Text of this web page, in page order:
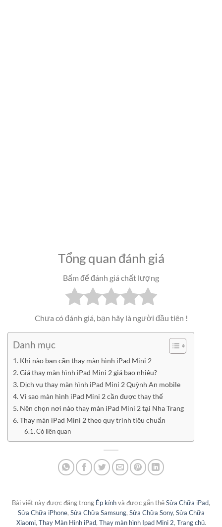
Tổng quan đánh giá
Bấm để đánh giá chất lượng
Chưa có đánh giá, bạn hãy là người đầu tiên !
Danh mục
Khi nào bạn cần thay màn hình iPad Mini 2
Giá thay màn hình iPad Mini 2 giá bao nhiêu?
Dịch vụ thay màn hình iPad Mini 2 Quỳnh An mobile
Vì sao màn hình iPad Mini 2 cần được thay thế
Nên chọn nơi nào thay màn iPad Mini 2 tại Nha Trang
Thay màn iPad Mini 2 theo quy trình tiêu chuẩn
Có liên quan
Bài viết này được đăng trong Ép kínhvà được gắn thẻSửa Chữa iPad,
Sửa Chữa iPhone, Sửa Chữa Samsung, Sửa Chữa Sony, Sửa Chữa
Xiaomi, Thay Màn Hình iPad, Thay màn hình Ipad Mini 2, Trang chủ.